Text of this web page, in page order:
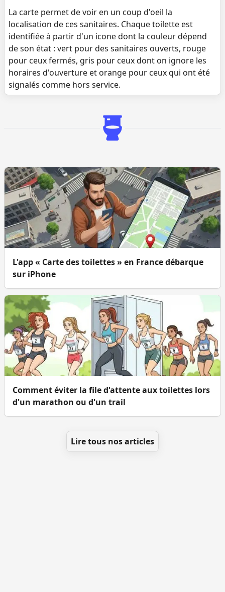
La carte permet de voir en un coup d'oeil la
localisation de ces sanitaires. Chaque toilette est
identifiée à partir d'un icone dont la couleur dépend
de son état : vert pour des sanitaires ouverts, rouge
pour ceux fermés, gris pour ceux dont on ignore les
horaires d'ouverture et orange pour ceux qui ont été
signalés comme hors service.
L'app « Carte des toilettes » en France débarque
sur iPhone
Comment éviter la file d'attente aux toilettes lors
d'un marathon ou d'un trail
Lire tous nos articles